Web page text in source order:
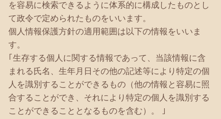
を容易に検索できるように体系的に構成したものとし
て政令で定められたものをいいます。
個人情報保護方針の適用範囲は以下の情報をいいま
す。
｢生存する個人に関する情報であって、当該情報に含
まれる氏名、生年月日その他の記述等により特定の個
人を識別することができるもの（他の情報と容易に照
合することができ、それにより特定の個人を識別する
ことができることとなるものを含む）。 ｣